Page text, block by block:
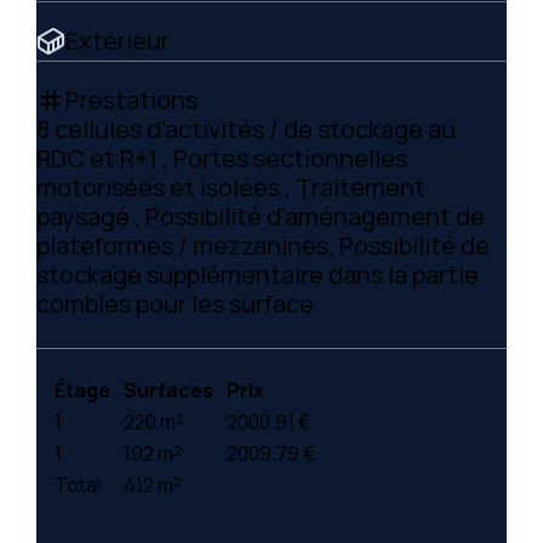
Extérieur
tag Prestations
8 cellules d'activités / de stockage au
RDC et R+1 , Portes sectionnelles
motorisées et isolées , Traitement
paysagé , Possibilité d'aménagement de
plateformes / mezzanines, Possibilité de
stockage supplémentaire dans la partie
combles pour les surface
Étage Surfaces Prix
1
220 m²
2000.91 €
1
192 m²
2009.79 €
Total
412 m²